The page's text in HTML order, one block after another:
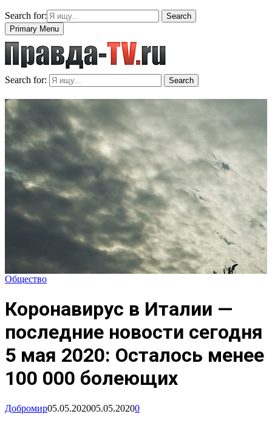
Search for:
Search
Primary Menu
Search for: Search
Общество
Коронавирус в Италии —
последние новости сегодня
5 мая 2020: Осталось менее
100 000 болеющих
Добромир05.05.202005.05.20200